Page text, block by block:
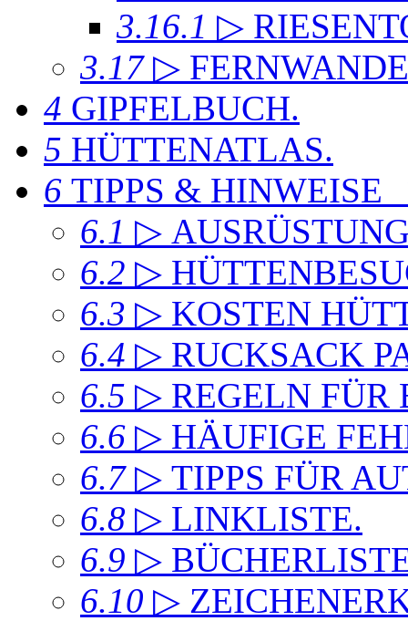
3.16.1 ▷
3.17 ▷
4 GIPFELBUCH.
5 HÜTTENATLAS.
6 TIPPS &
6.1 ▷
6.2 ▷
6.3 ▷ KOSTEN
6.4 ▷ RUCKSACK
6.5 ▷ REGELN FÜR
6.6 ▷ HÄUFIGE
6.7 ▷ TIPPS FÜR
6.8 ▷ LINKLISTE.
6.9 ▷
6.10 ▷